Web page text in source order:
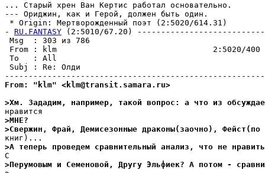
... Старый хрен Ван Кертис работал основательно.
--- Ориджин, как и Герой, должен быть один.
* Origin: Mеpтвоpожденный поэт (2:5020/614.31)
- RU.FANTASY (2:5010/67.20)
Msg  : 303
From : klm                                 2:5020/400
To   : All
Subj : Re:
From: "klm" <klm@transit.samara.ru>
>Хм. Зададим, например, такой вопрос: а что из
>МHЕ?
>Свеpжин, Фрай, Демисезонные драконы(заочно), Фейст(по
>А теперь проведем сравнительный анализ, что не
>Пеpумовым и Семеновой, Другу Эльфиек? А потом -